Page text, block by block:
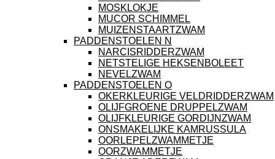
MOSKLOKJE
MUCOR SCHIMMEL
MUIZENSTAARTZWAM
PADDENSTOELEN N
NARCISRIDDERZWAM
NETSTELIGE HEKSENBOLEET
NEVELZWAM
PADDENSTOELEN O
OKERKLEURIGE VELDRIDDERZWAM
OLIJFGROENE DRUPPELZWAM
OLIJFKLEURIGE GORDIJNZWAM
ONSMAKELIJKE KAMRUSSULA
OORLEPELZWAMMETJE
OORZWAMMETJE